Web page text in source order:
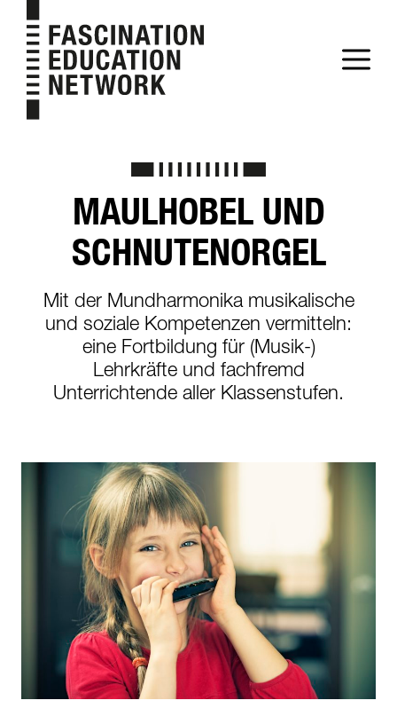
Inhalt
springen
MAULHOBEL UND
SCHNUTENORGEL
Mit der Mundharmonika musikalische
und soziale Kompetenzen vermitteln:
eine Fortbildung für (Musik-)
Lehrkräfte und fachfremd
Unterrichtende aller Klassenstufen.